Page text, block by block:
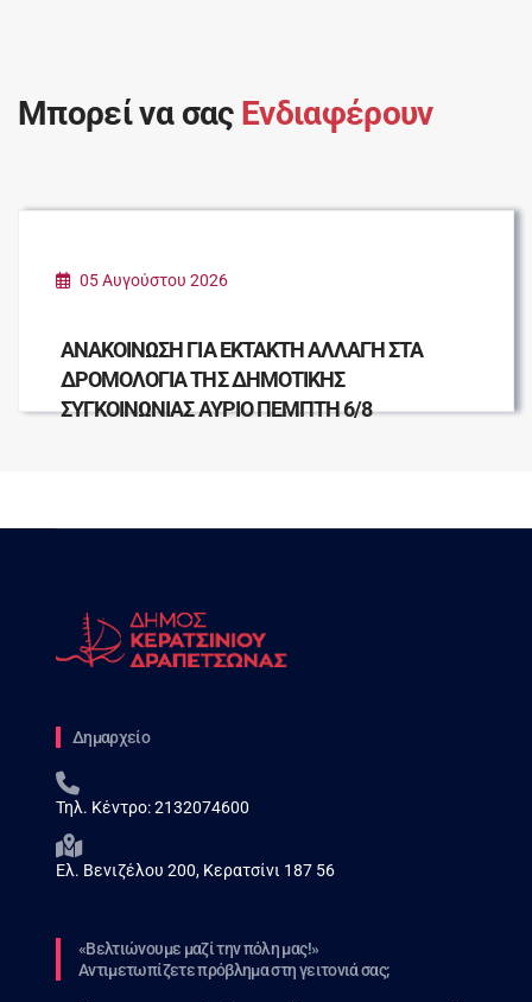
Μπορεί να σας Ενδιαφέρουν
05 Αυγούστου 2026
ΑΝΑΚΟΙΝΩΣΗ ΓΙΑ ΕΚΤΑΚΤΗ ΑΛΛΑΓΗ ΣΤΑ
ΔΡΟΜΟΛΟΓΙΑ ΤΗΣ ΔΗΜΟΤΙΚΗΣ
ΣΥΓΚΟΙΝΩΝΙΑΣ ΑΥΡΙΟ ΠΕΜΠΤΗ 6/8
Δημαρχείο
Τηλ. Κέντρο:2132074600
Ελ. Βενιζέλου 200, Κερατσίνι 187 56
«Βελτιώνουμε μαζί την πόλη μας!»
Αντιμετωπίζετε πρόβλημα στη γειτονιά σας;